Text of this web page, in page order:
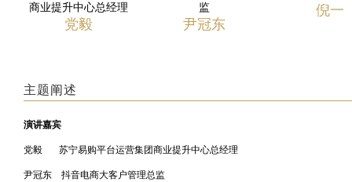
商业提升中心总经理
党毅
监
尹冠东
倪一
主题阐述
演讲嘉宾
党毅 苏宁易购平台运营集团商业提升中心总经理
尹冠东 抖音电商大客户管理总监